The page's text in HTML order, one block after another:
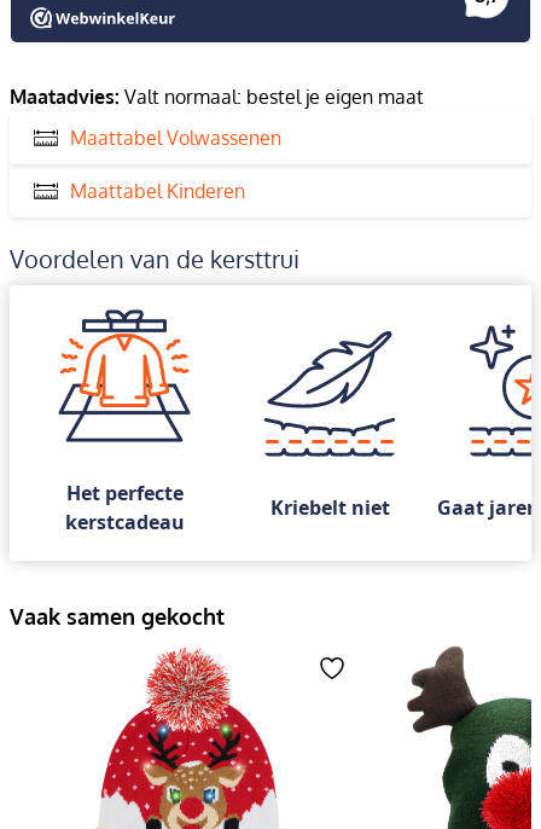
Maatadvies: Valt normaal: bestel je eigen maat
Maattabel Volwassenen
Maattabel Kinderen
Voordelen van de kersttrui
Het perfecte
kerstcadeau
Kriebelt niet Gaat
Vaak samen gekocht